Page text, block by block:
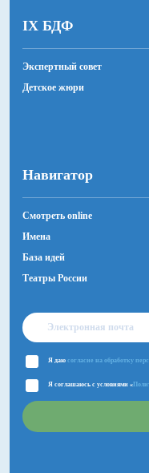
Показать прошедшие
IX БДФ
Экспертный совет
Детское жюри
Навигатор
Смотреть online
Имена
База идей
Театры России
Я даю согласие на обработку
Я соглашаюсь с условиями «